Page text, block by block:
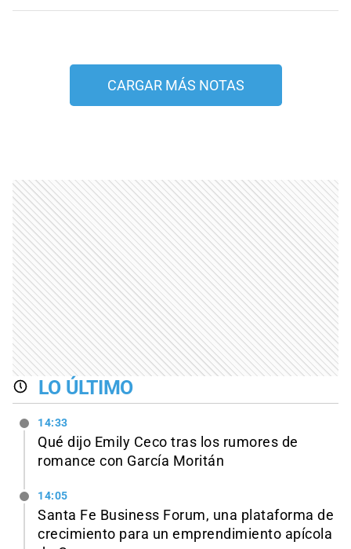
CARGAR MÁS NOTAS
LO ÚLTIMO
14:33
Qué dijo Emily Ceco tras los rumores de
romance con García Moritán
14:05
Santa Fe Business Forum, una plataforma de
crecimiento para un emprendimiento apícola